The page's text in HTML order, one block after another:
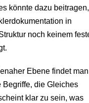
könnte dazu beitragen,
in
noch keinem
Ebene findet man
Begriffe, die Gleiches
klar zu sein, was